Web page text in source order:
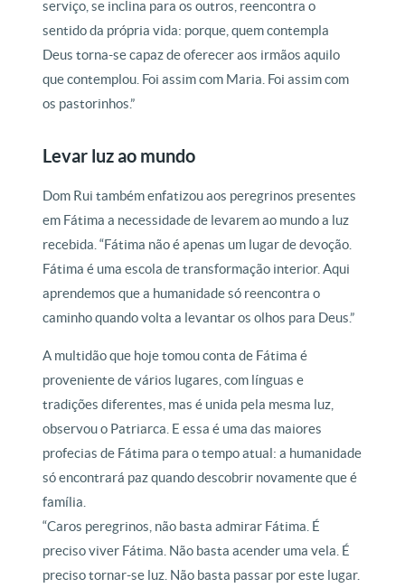
serviço, se inclina para os outros, reencontra o
sentido da própria vida: porque, quem contempla
Deus torna-se capaz de oferecer aos irmãos aquilo
que contemplou. Foi assim com Maria. Foi assim com
os pastorinhos.”
Levar luz ao mundo
Dom Rui também enfatizou aos peregrinos presentes
em Fátima a necessidade de levarem ao mundo a luz
recebida. “Fátima não é apenas um lugar de devoção.
Fátima é uma escola de transformação interior. Aqui
aprendemos que a humanidade só reencontra o
caminho quando volta a levantar os olhos para Deus.”
A multidão que hoje tomou conta de Fátima é
proveniente de vários lugares, com línguas e
tradições diferentes, mas é unida pela mesma luz,
observou o Patriarca. E essa é uma das maiores
profecias de Fátima para o tempo atual: a humanidade
só encontrará paz quando descobrir novamente que é
família.
“Caros peregrinos, não basta admirar Fátima. É
preciso viver Fátima. Não basta acender uma vela. É
preciso tornar-se luz. Não basta passar por este lugar.